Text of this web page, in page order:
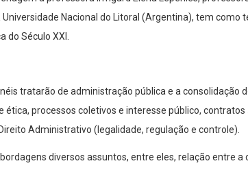
Universidade Nacional do Litoral (Argentina), tem como
do Século XXI.
tratarão de administração pública e a consolidação
ética, processos coletivos e interesse público,
Administrativo (legalidade, regulação e controle).
diversos assuntos, entre eles, relação entre a